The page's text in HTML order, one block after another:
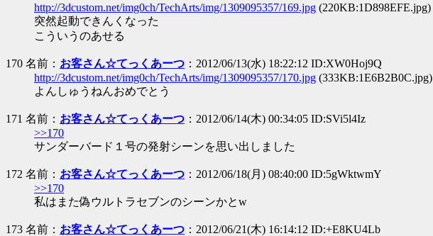
http://3dcustom.net/img0ch/TechArts/img/1309095357/169.jpg (220KB:1D898EFE.jpg)
突然起動できんくなった
こういうのあせる
170 名前： お客さん☆てっくあーつ ：2012/06/13(水) 18:22:12 ID:XW0Hoj9Q
http://3dcustom.net/img0ch/TechArts/img/1309095357/170.jpg (333KB:1E6B2B0C.jpg)
よんしゅうねんおめでとう
171 名前： お客さん☆てっくあーつ ：2012/06/14(木) 00:34:05 ID:SVi5l4Iz
>>170
サンダーバード１号の発射シーンを思い出しました
172 名前： お客さん☆てっくあーつ ：2012/06/18(月) 08:40:00 ID:5gWktwmY
>>170
私はまた偽ウルトラセブンのシーンかとw
173 名前： お客さん☆てっくあーつ ：2012/06/21(木) 16:14:12 ID:+E8KU4Lb